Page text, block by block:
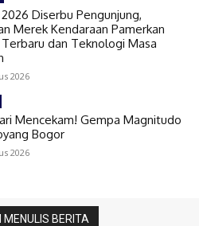
Diserbu Pengunjung,
Merek Kendaraan Pamerkan
dan Teknologi Masa
2026
Mencekam! Gempa Magnitudo
Bogor
2026
BERITA